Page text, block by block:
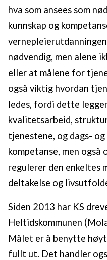
hva som ansees som
kunnskap og
nødvendig, men alene
eller at målene for
også viktig hvordan
ledes, fordi dette
kvalitetsarbeid,
tjenestene, og dags-
kompetanse, men også
regulerer den
deltakelse og
Siden 2013 har KS
Heltidskommunen
Målet er å benytte
fullt ut. Det handler